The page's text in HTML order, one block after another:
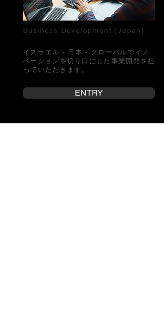
Business Development (Japan)
イスラエル - 日本 - グローバルで イノ
ベーションを切り口にした事業開発を担
っていただきます。
ENTRY